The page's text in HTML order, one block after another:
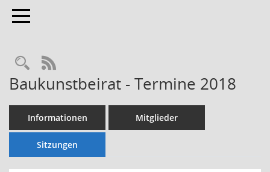
Toggle navigation
Rechercheauswahl
RSS-Feed
Baukunstbeirat - Termine 2018
Informationen Mitglieder
Sitzungen